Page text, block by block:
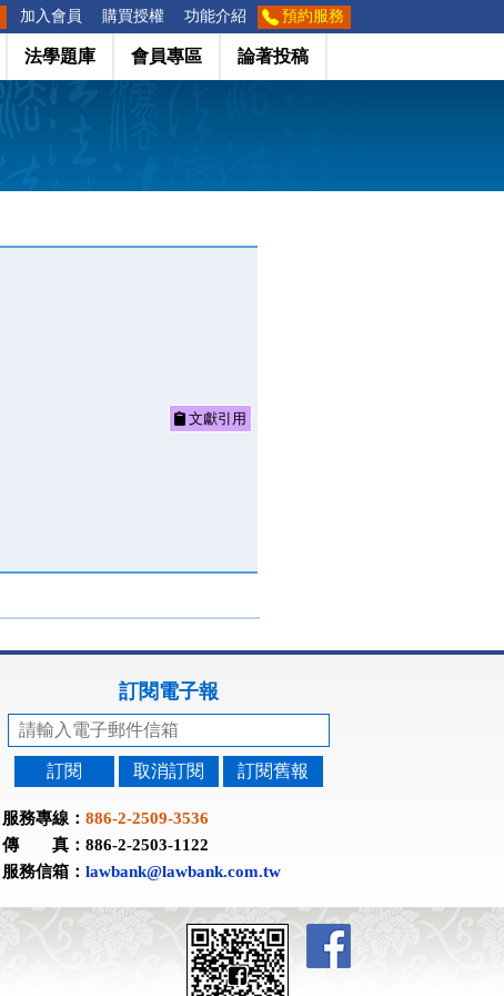
加入會員 購買授權 功能介紹 預約服務
法學題庫 會員專區 論著投稿
文獻引用
訂閱電子報
訂閱 取消訂閱 訂閱舊報
服務專線： 886-2-2509-3536
傳 真：886-2-2503-1122
服務信箱： lawbank@lawbank.com.tw